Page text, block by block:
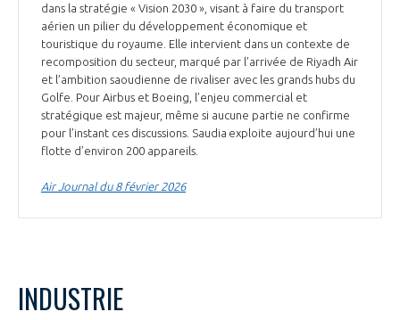
dans la stratégie « Vision 2030 », visant à faire du transport
aérien un pilier du développement économique et
touristique du royaume. Elle intervient dans un contexte de
recomposition du secteur, marqué par l’arrivée de Riyadh Air
et l’ambition saoudienne de rivaliser avec les grands hubs du
Golfe. Pour Airbus et Boeing, l’enjeu commercial et
stratégique est majeur, même si aucune partie ne confirme
pour l’instant ces discussions. Saudia exploite aujourd’hui une
flotte d’environ 200 appareils.
Air Journal du 8 février 2026
INDUSTRIE